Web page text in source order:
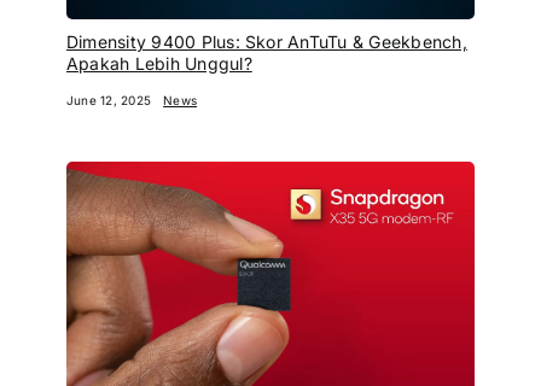
Dimensity 9400 Plus: Skor AnTuTu & Geekbench,
Apakah Lebih Unggul?
June 12, 2025 News